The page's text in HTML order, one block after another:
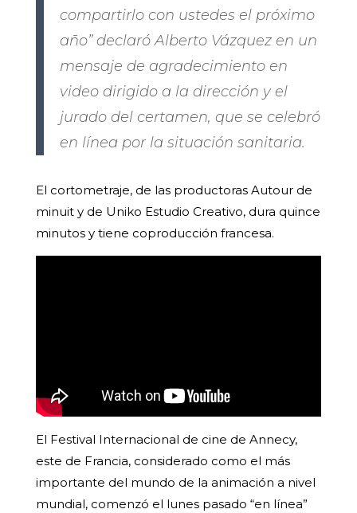
compartirlo con ustedes el próximo
año” declaró Alberto Vázquez en un
mensaje de agradecimiento en
video dirigido a la dirección y el
jurado del certamen, que se celebró
en línea por la situación sanitaria.
El cortometraje, de las productoras Autour de
minuit y de Uniko Estudio Creativo, dura quince
minutos y tiene coproducción francesa.
El Festival Internacional de cine de Annecy,
este de Francia, considerado como el más
importante del mundo de la animación a nivel
mundial, comenzó el lunes pasado “en línea”